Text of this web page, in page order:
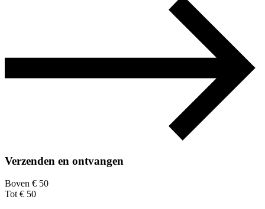
Verzenden en ontvangen
Boven € 50
Tot € 50